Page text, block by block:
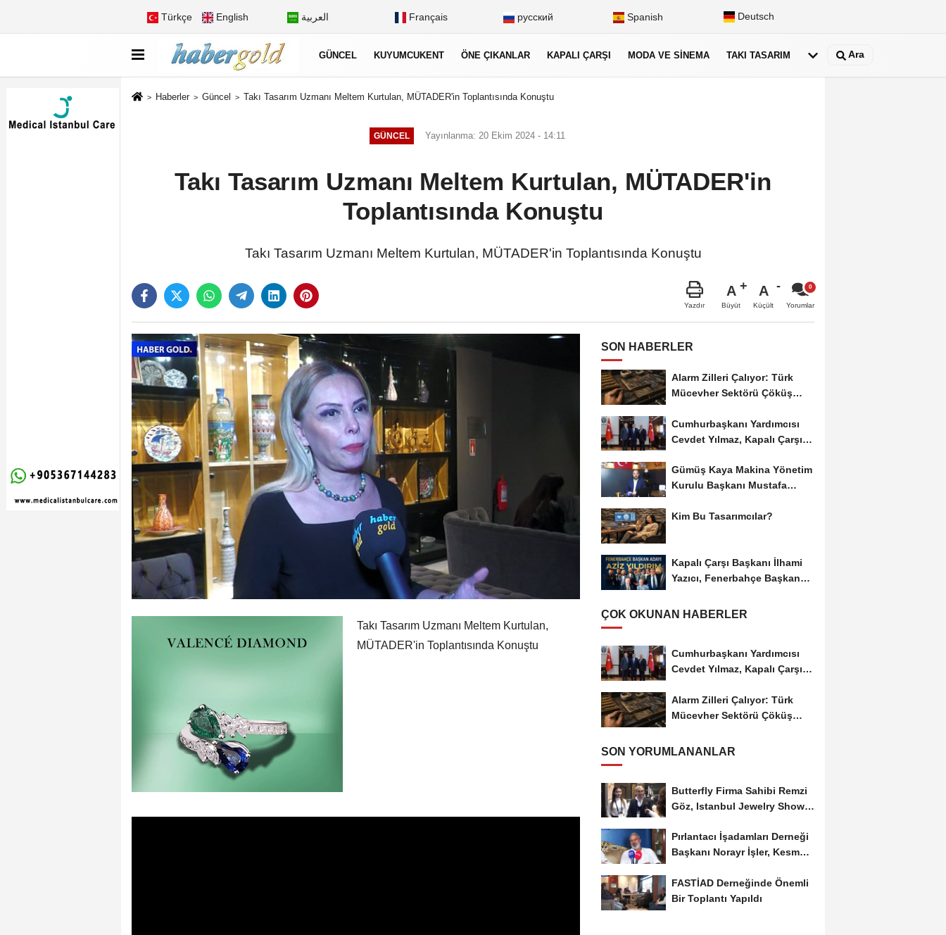
Türkçe English العربية Français русский Spanish Deutsch
GÜNCEL KUYUMCUKENT ÖNE ÇIKANLAR KAPALI ÇARŞI MODA VE SINEMA TAKI TASARIM Ara
Haberler Güncel Takı Tasarım Uzmanı Meltem Kurtulan, MÜTADER'in Toplantısında Konuştu
GÜNCEL Yayınlanma: 20 Ekim 2024 - 14:11
Takı Tasarım Uzmanı Meltem Kurtulan, MÜTADER'in
Toplantısında Konuştu
Takı Tasarım Uzmanı Meltem Kurtulan, MÜTADER'in Toplantısında Konuştu
Yazdır
A
Büyüt
A
Küçült Yorumlar
Takı Tasarım Uzmanı Meltem Kurtulan,
MÜTADER'in Toplantısında Konuştu
SON HABERLER
Alarm Zilleri Çalıyor: Türk
Mücevher Sektörü Çöküş
Cumhurbaşkanı Yardımcısı
Cevdet Yılmaz, Kapalı Çarşı
Gümüş Kaya Makina Yönetim
Kurulu Başkanı Mustafa
Kim Bu Tasarımcılar?
Kapalı Çarşı Başkanı İlhami
Yazıcı, Fenerbahçe Başkan
ÇOK OKUNAN HABERLER
Cumhurbaşkanı Yardımcısı
Cevdet Yılmaz, Kapalı Çarşı
Alarm Zilleri Çalıyor: Türk
Mücevher Sektörü Çöküş
SON YORUMLANANLAR
Butterfly Firma Sahibi Remzi
Göz, Istanbul Jewelry Show
Pırlantacı İşadamları Derneği
Başkanı Norayr İşler, Kesme
FASTİAD Derneğinde Önemli
Bir Toplantı Yapıldı